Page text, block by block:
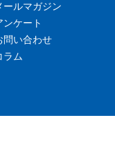
ールマガジン
ンケート
問い合わせ
ラム